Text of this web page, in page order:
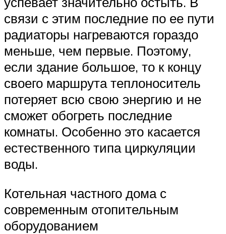
связи с этим последние по ее пути
радиаторы нагреваются гораздо
меньше, чем первые. Поэтому,
если здание большое, то к концу
своего маршрута теплоноситель
потеряет всю свою энергию и не
сможет обогреть последние
комнаты. Особенно это касается
естественного типа циркуляции
воды.
Котельная частного дома с
современным отопительным
оборудованием